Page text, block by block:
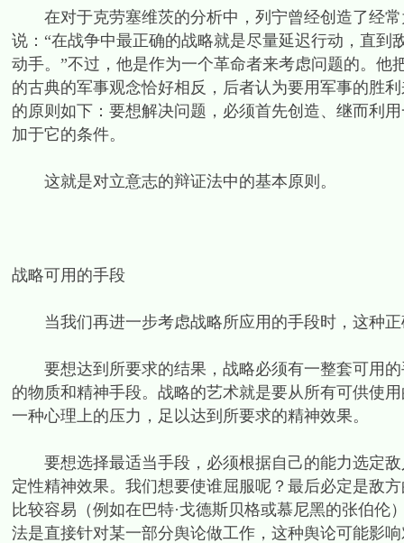
在对于克劳塞维茨的分析中，列宁曾经创造了经常
说：“在战争中最正确的战略就是尽量延迟行动，直
动手。”不过，他是作为一个革命者来考虑问题的。
的古典的军事观念恰好相反，后者认为要用军事的胜
的原则如下：要想解决问题，必须首先创造、继而利
加于它的条件。
这就是对立意志的辩证法中的基本原则。
战略可用的手段
当我们再进一步考虑战略所应用的手段时，这种正
要想达到所要求的结果，战略必须有一整套可用的
的物质和精神手段。战略的艺术就是要从所有可供使
一种心理上的压力，足以达到所要求的精神效果。
要想选择最适当手段，必须根据自己的能力选定敌
定性精神效果。我们想要使谁屈服呢？最后必定是敌
比较容易（例如在巴特·戈德斯贝格或慕尼黑的张伯
法是直接针对某一部分舆论做工作，这种舆论可能影